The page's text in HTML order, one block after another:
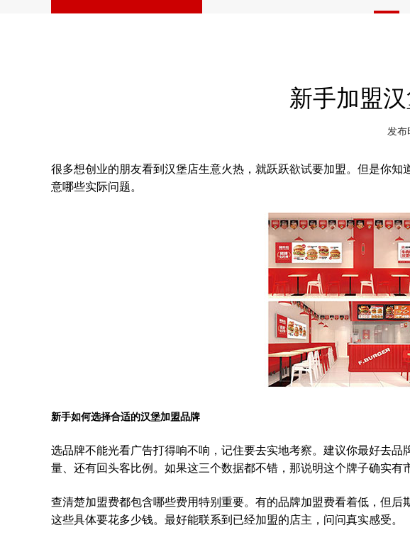
新手加盟
发布
很多想创业的朋友看到汉堡店生意火热，就跃跃欲试要加盟。但是你
意哪些实际问题。
新手如何选择合适的汉堡加盟品牌
选品牌不能光看广告打得响不响，记住要去实地考察。建议你最好去
量、还有回头客比例。如果这三个数据都不错，那说明这个牌子确实有
查清楚加盟费都包含哪些费用特别重要。有的品牌加盟费看着低，但
这些具体要花多少钱。最好能联系到已经加盟的店主，问问真实感受。